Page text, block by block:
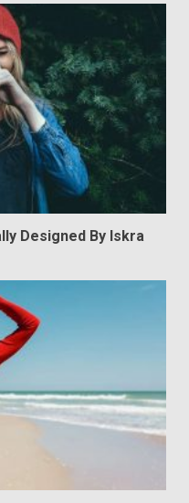
Designed By Iskra